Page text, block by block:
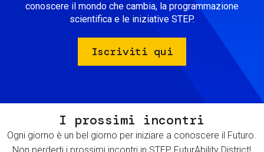
conoscere il mondo che cambia, la programmazione
scientifica e le iniziative STEP.
Iscriviti qui
I prossimi incontri
Ogni giorno è un bel giorno per iniziare a conoscere il Futuro.